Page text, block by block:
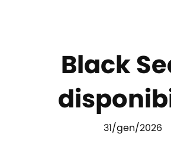
Black
31/gen/2026